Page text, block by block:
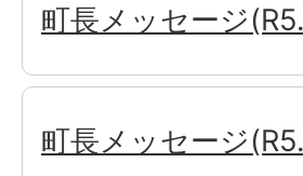
町長メッセージ
町長メッセージ